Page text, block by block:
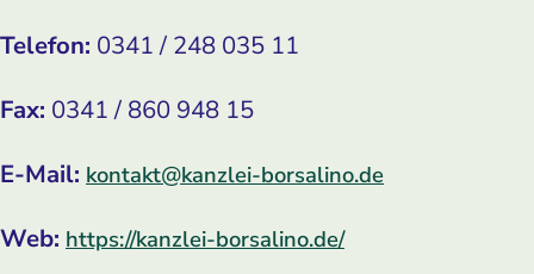
Telefon: 0341 / 248 035 11
Fax: 0341 / 860 948 15
E-Mail: kontakt@kanzlei-borsalino.de
Web: https://kanzlei-borsalino.de/